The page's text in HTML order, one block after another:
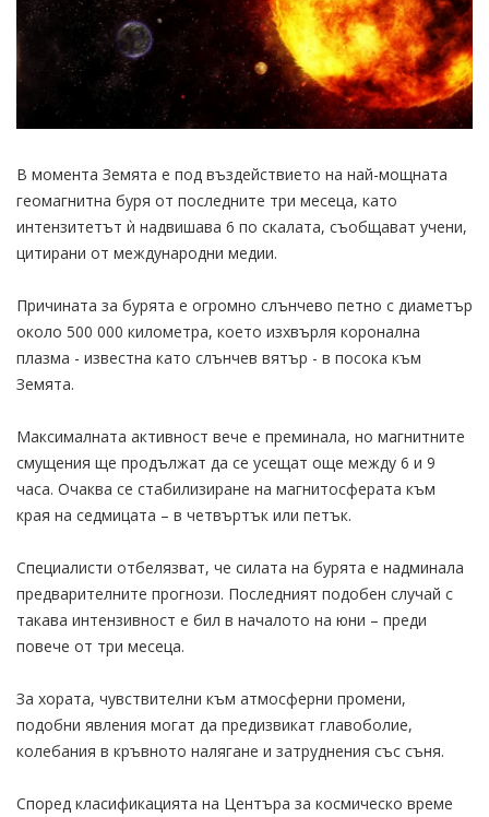
В момента Земята е под въздействието на най-мощната
геомагнитна буря от последните три месеца, като
интензитетът ѝ надвишава 6 по скалата, съобщават учени,
цитирани от международни медии.
Причината за бурята е огромно слънчево петно с диаметър
около 500 000 километра, което изхвърля коронална
плазма - известна като слънчев вятър - в посока към
Земята.
Максималната активност вече е преминала, но магнитните
смущения ще продължат да се усещат още между 6 и 9
часа. Очаква се стабилизиране на магнитосферата към
края на седмицата – в четвъртък или петък.
Специалисти отбелязват, че силата на бурята е надминала
предварителните прогнози. Последният подобен случай с
такава интензивност е бил в началото на юни – преди
повече от три месеца.
За хората, чувствителни към атмосферни промени,
подобни явления могат да предизвикат главоболие,
колебания в кръвното налягане и затруднения със съня.
Според класификацията на Центъра за космическо време